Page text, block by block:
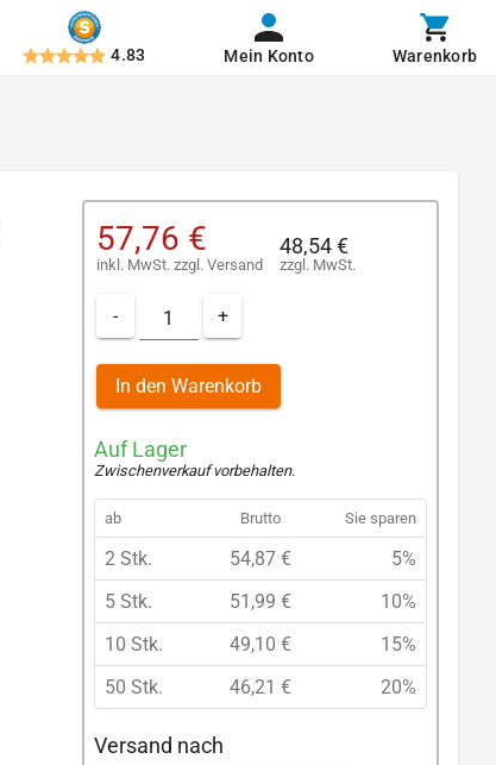
4.83 Mein Konto Warenkorb
57,76 €
inkl. MwSt. zzgl. Versand
48,54 €
zzgl. MwSt.
- +
In den Warenkorb
Auf Lager
Zwischenverkauf vorbehalten.
ab Brutto Sie sparen
2 Stk. 54,87 €
5%
5 Stk.
51,99 €
10%
10 Stk.
49,10 €
15%
50 Stk.
46,21 € 20%
Versand nach